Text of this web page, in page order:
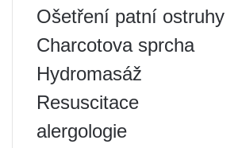
Ošetření patní ostruhy
Charcotova sprcha
Hydromasáž
Resuscitace
alergologie